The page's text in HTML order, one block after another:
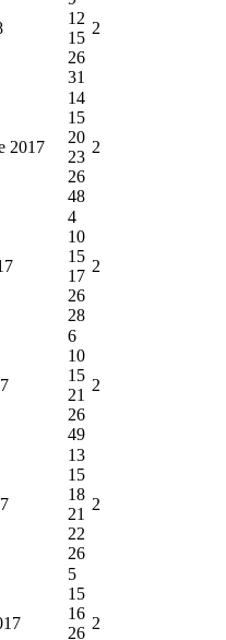
12
15
26
31
2
2017
14
15
20
23
26
48
2
4
10
15
17
26
28
2
6
10
15
21
26
49
2
13
15
18
21
22
26
2
5
15
16
26
2